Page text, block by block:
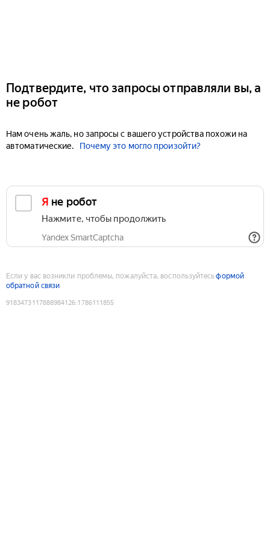
Подтвердите, что запросы отправляли вы, а
не робот
Нам очень жаль, но запросы с вашего устройства похожи на
автоматические.
Почему это могло произойти?
Я не робот
Нажмите, чтобы продолжить
Yandex SmartCaptcha
Если у вас возникли проблемы, пожалуйста, воспользуйтесьформой
обратной связи
9183473117888984126:1786111855